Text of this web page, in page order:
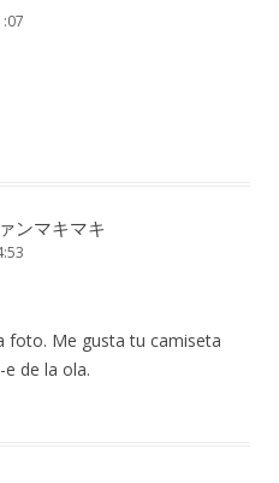
ンマキマキ
foto. Me gusta tu camiseta
de la ola.